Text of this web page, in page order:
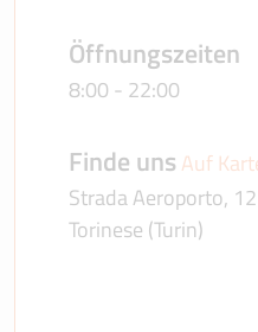
Öffnungszeiten
8:00 - 22:00
Finde uns Auf
Strada Aeroporto,
Torinese (Turin)